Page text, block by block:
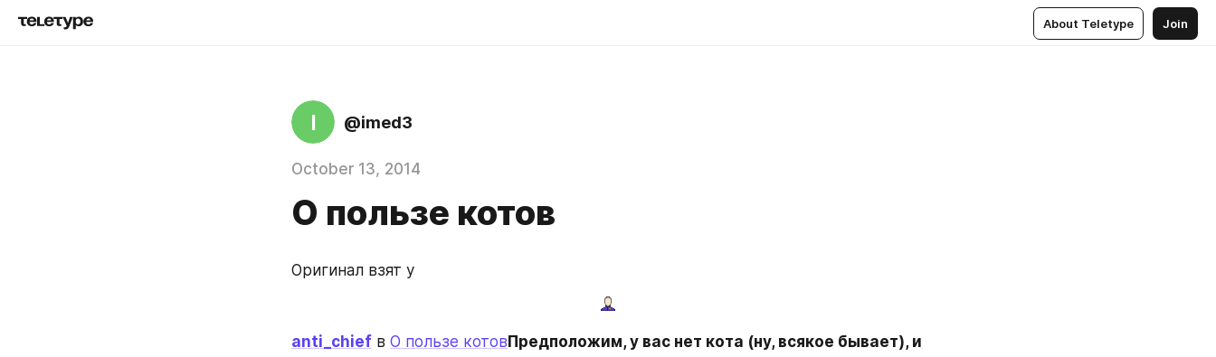
About Teletype Join
I @imed3
October 13, 2014
О пользе котов
Оригинал взят у
anti_chief в О пользе котовПредположим, у вас нет кота (ну, всякое бывает), и